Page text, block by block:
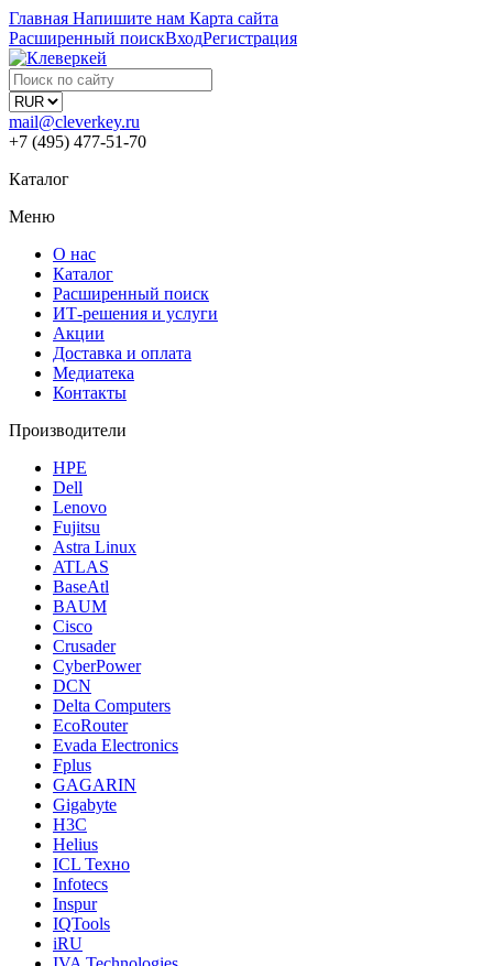
Главная Напишите нам Карта сайта
Расширенный поискВходРегистрация
mail@cleverkey.ru
+7 (495) 477-51-70
Каталог
Меню
О нас
Каталог
Расширенный поиск
ИТ-решения и услуги
Акции
Доставка и оплата
Медиатека
Контакты
Производители
HPE
Dell
Lenovo
Fujitsu
Astra Linux
ATLAS
BaseAtl
BAUM
Cisco
Crusader
CyberPower
DCN
Delta Computers
EcoRouter
Evada Electronics
Fplus
GAGARIN
Gigabyte
H3C
Helius
ICL Техно
Infotecs
Inspur
IQTools
iRU